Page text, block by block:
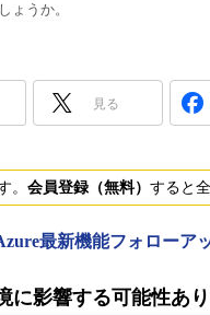
ょうか。
見る
。 会員登録（無料） すると
最新機能フォローア
に影響する可能性あり